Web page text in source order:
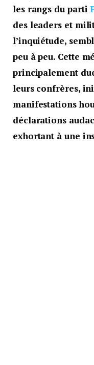
les rangs du parti
des leaders et
l’inquiétude,
peu à peu. Cette
principalement
leurs confrères,
manifestations
déclarations
exhortant à une